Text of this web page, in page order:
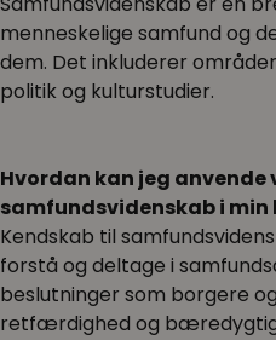
menneskelige samfund og
dem. Det inkluderer
politik og kulturstudier.
Hvordan kan jeg anvende
samfundsvidenskab i min
Kendskab til
forstå og deltage i
beslutninger som borgere
retfærdighed og bæredygtig